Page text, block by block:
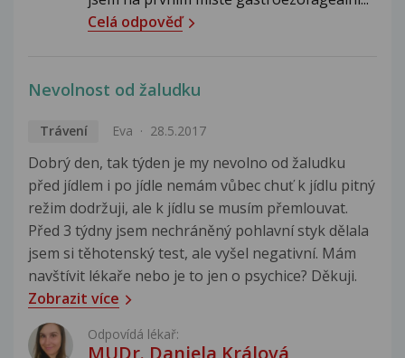
Celá odpověď
Nevolnost od žaludku
Trávení Eva 28.5.2017
Dobrý den, tak týden je my nevolno od žaludku
před jídlem i po jídle nemám vůbec chuť k jídlu pitný
režim dodržuji, ale k jídlu se musím přemlouvat.
Před 3 týdny jsem nechráněný pohlavní styk dělala
jsem si těhotenský test, ale vyšel negativní. Mám
navštívit lékaře nebo je to jen o psychice? Děkuji.
Zobrazit více
Odpovídá lékař:
MUDr. Daniela Králová